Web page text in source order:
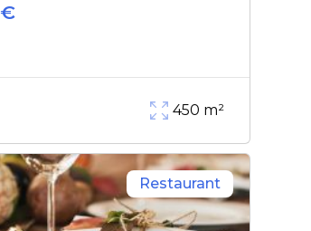
€
450 m²
Restaurant